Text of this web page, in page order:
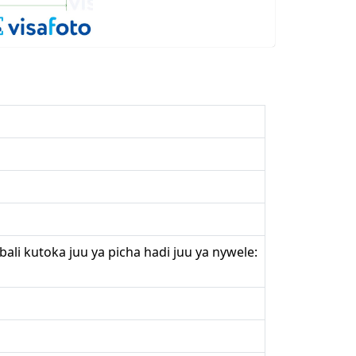
kutoka juu ya picha hadi juu ya nywele: